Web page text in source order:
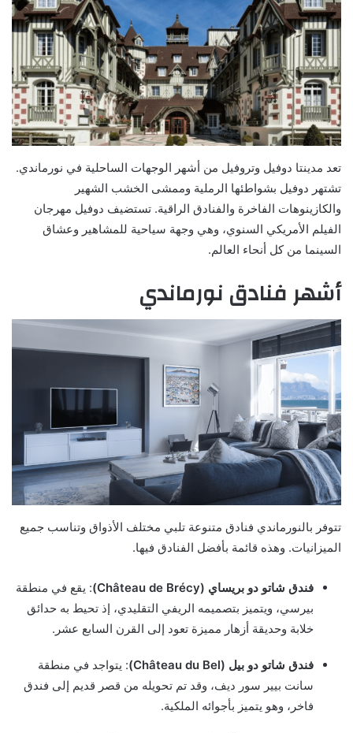
تعد مدينتا دوفيل وتروفيل من أشهر الوجهات الساحلية في نورماندي.
تشتهر دوفيل بشواطئها الرملية وممشى الخشب الشهير
والكازينوهات الفاخرة والفنادق الراقية. تستضيف دوفيل مهرجان
الفيلم الأمريكي السنوي، وهي وجهة سياحية للمشاهير وعشاق
السينما من كل أنحاء العالم.
أشهر فنادق نورماندي
تتوفر بالنورماندي فنادق متنوعة تلبي مختلف الأذواق وتناسب جميع
الميزانيات. وهذه قائمة بأفضل الفنادق فيها.
فندق شاتو دو بريساي (Château de Brécy)
: يقع في منطقة
بيرسي، ويتميز بتصميمه الريفي التقليدي، إذ تحيط به حدائق
خلابة وحديقة أزهار مميزة تعود إلى القرن السابع عشر.
فندق شاتو دو بيل (Château du Bel)
: يتواجد في منطقة
سانت بيير سور ديف، وقد تم تحويله من قصر قديم إلى فندق
فاخر، وهو يتميز بأجوائه الملكية.